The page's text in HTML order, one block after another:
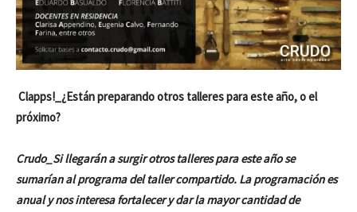
Clapps!_¿Están preparando otros talleres para este año, o el
próximo?
Crudo_Si llegarán a surgir otros talleres para este año se
sumarían al programa del taller compartido. La programación es
anual y nos interesa fortalecer y dar la mayor cantidad de